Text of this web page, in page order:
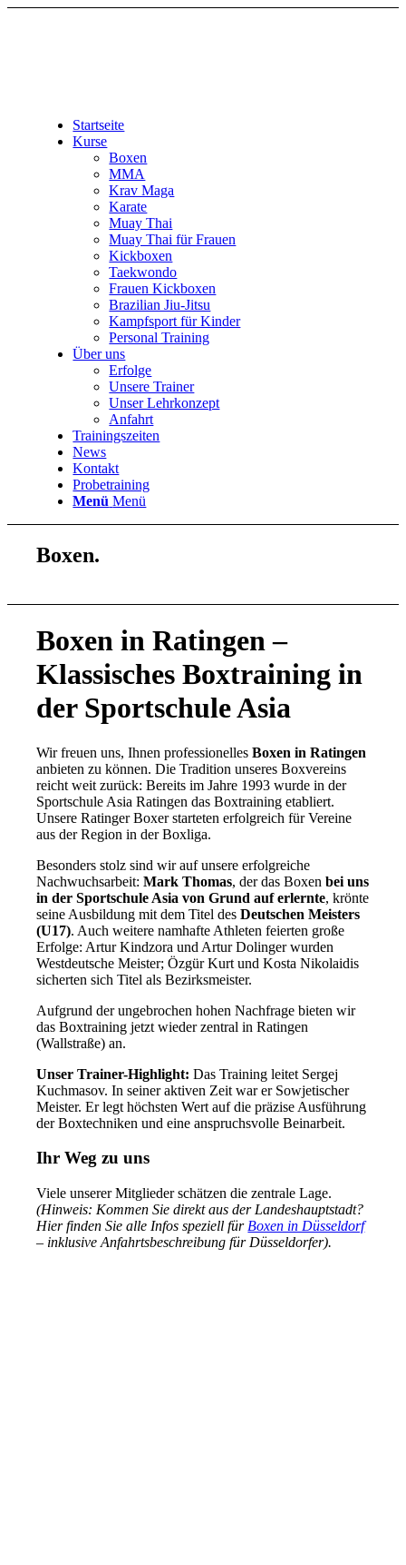
Startseite
Kurse
Boxen
MMA
Krav Maga
Karate
Muay Thai
Muay Thai für Frauen
Kickboxen
Taekwondo
Frauen Kickboxen
Brazilian Jiu-Jitsu
Kampfsport für Kinder
Personal Training
Über uns
Erfolge
Unsere Trainer
Unser Lehrkonzept
Anfahrt
Trainingszeiten
News
Kontakt
Probetraining
Menü Menü
Boxen.
Boxen in Ratingen –
Klassisches Boxtraining in
der Sportschule Asia
Wir freuen uns, Ihnen professionellesBoxen in Ratingen
anbieten zu können. Die Tradition unseres Boxvereins
reicht weit zurück: Bereits im Jahre 1993 wurde in der
Sportschule Asia Ratingen das Boxtraining etabliert.
Unsere Ratinger Boxer starteten erfolgreich für Vereine
aus der Region in der Boxliga.
Besonders stolz sind wir auf unsere erfolgreiche
Nachwuchsarbeit:Mark Thomas, der das Boxenbei uns
in der Sportschule Asia von Grund auf erlernte, krönte
seine Ausbildung mit dem Titel desDeutschen Meisters
(U17). Auch weitere namhafte Athleten feierten große
Erfolge: Artur Kindzora und Artur Dolinger wurden
Westdeutsche Meister; Özgür Kurt und Kosta Nikolaidis
sicherten sich Titel als Bezirksmeister.
Aufgrund der ungebrochen hohen Nachfrage bieten wir
das Boxtraining jetzt wieder zentral in Ratingen
(Wallstraße) an.
Unser Trainer-Highlight: Das Training leitet Sergej
Kuchmasov. In seiner aktiven Zeit war er Sowjetischer
Meister. Er legt höchsten Wert auf die präzise Ausführung
der Boxtechniken und eine anspruchsvolle Beinarbeit.
Ihr Weg zu uns
Viele unserer Mitglieder schätzen die zentrale Lage.
(Hinweis: Kommen Sie direkt aus der Landeshauptstadt?
Hier finden Sie alle Infos speziell für Boxen in Düsseldorf
– inklusive Anfahrtsbeschreibung für Düsseldorfer).